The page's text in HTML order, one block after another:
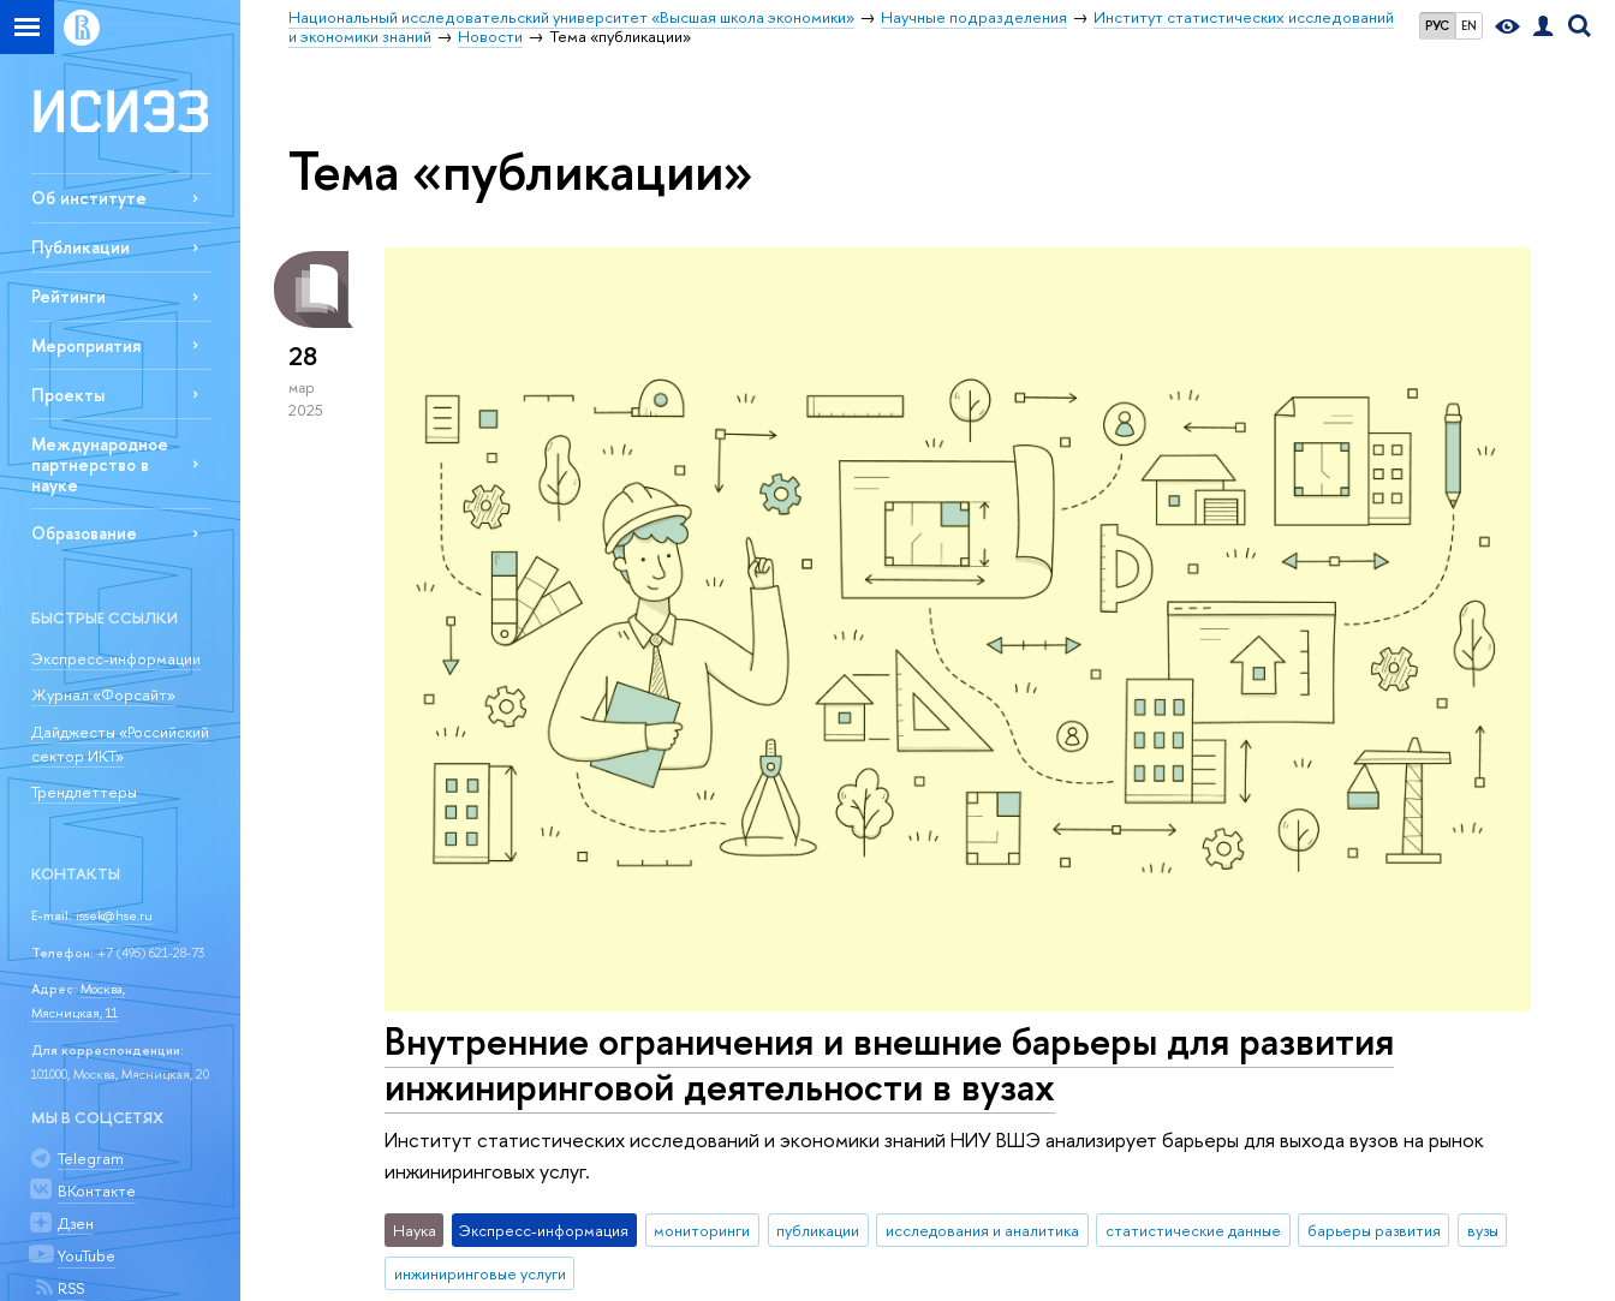
РУС EN
Национальный исследовательский университет «Высшая школа экономики» Научные подразделения
Институт статистических исследований
и экономики знаний
Новости Тема «публикации»
Об институте
Публикации
Рейтинги
Мероприятия
Проекты
Международное
партнерство в
науке
Образование
БЫСТРЫЕ ССЫЛКИ
Экспресс-информации
Журнал «Форсайт»
Дайджесты «Российский
сектор ИКТ»
Трендлеттеры
КОНТАКТЫ
E-mail:issek@hse.ru
Телефон:+7 (495) 621-28-73
Адрес: Москва,
Мясницкая, 11
Для корреспонденции:
101000, Москва, Мясницкая, 20
МЫ В СОЦСЕТЯХ
Telegram
ВКонтакте
Дзен
YouTube
RSS
Тема «публикации»
28
мар
2025
Внутренние ограничения и внешние барьеры для развития
инжиниринговой деятельности в вузах
Институт статистических исследований и экономики знаний НИУ ВШЭ анализирует барьеры для выхода вузов на рынок
инжиниринговых услуг.
Наука Экспресс-информация мониторинги публикации исследования и аналитика статистические данные барьеры развития
вузы
инжиниринговые услуги